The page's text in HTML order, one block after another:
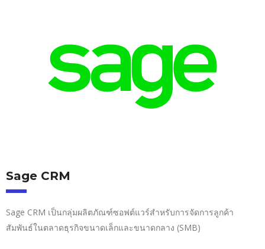
Sage CRM
Sage CRM เป็นกลุ่มผลิตภัณฑ์ซอฟต์แวร์สำหรับการจัดการลูกค้า
สัมพันธ์ในตลาดธุรกิจขนาดเล็กและขนาดกลาง (SMB)